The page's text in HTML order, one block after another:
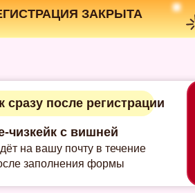
ЗАКРЫТА
чизкейк с вишней
на вашу почту в течение
заполнения формы
сразу после регистрации